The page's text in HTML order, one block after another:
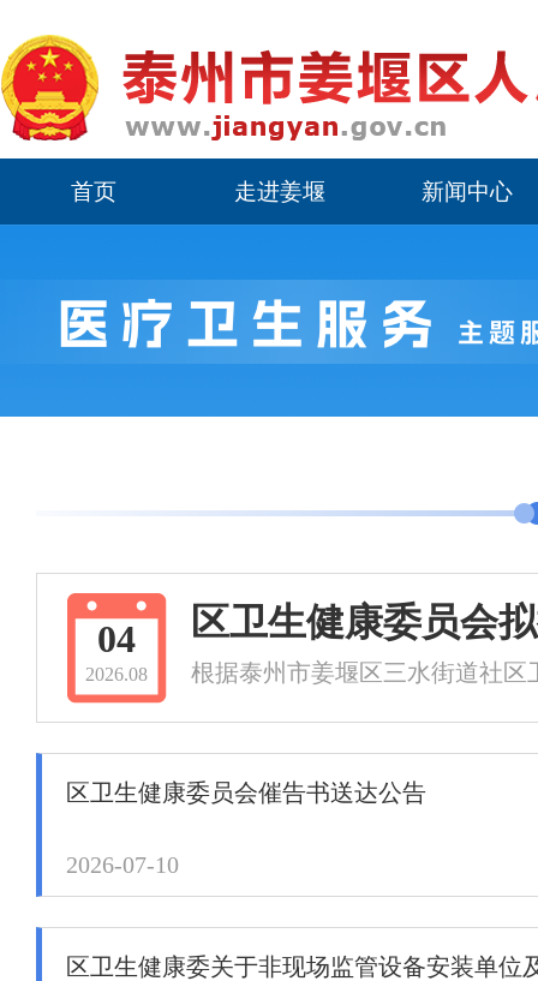
首页 走进姜堰 新闻中心
04
2026.08
区卫生健康委员会
根据泰州市姜堰区三水街道社
区卫生健康委员会催告书送达公告
2026-07-10
区卫生健康委关于非现场监管设备安装单位